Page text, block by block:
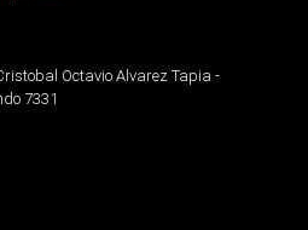
Octavio Alvarez Tapia -
7331